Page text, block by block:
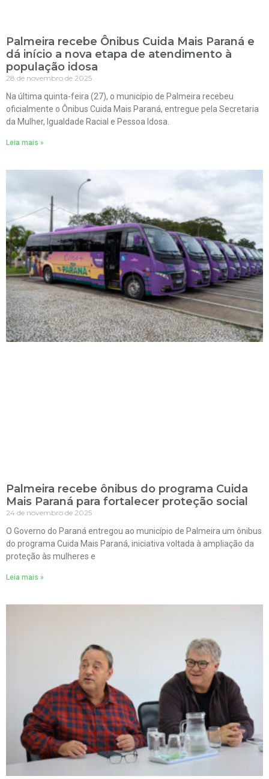
Palmeira recebe Ônibus Cuida Mais Paraná e
dá início a nova etapa de atendimento à
população idosa
28 de novembro de 2025
Na última quinta-feira (27), o município de Palmeira recebeu
oficialmente o Ônibus Cuida Mais Paraná, entregue pela Secretaria
da Mulher, Igualdade Racial e Pessoa Idosa.
Leia mais »
Palmeira recebe ônibus do programa Cuida
Mais Paraná para fortalecer proteção social
24 de novembro de 2025
O Governo do Paraná entregou ao município de Palmeira um ônibus
do programa Cuida Mais Paraná, iniciativa voltada à ampliação da
proteção às mulheres e
Leia mais »